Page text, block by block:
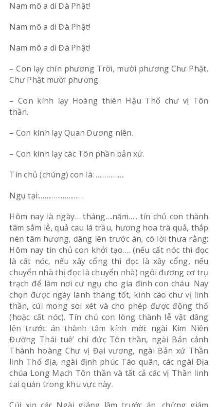
Nam mô a di Đà Phật!
Nam mô a di Đà Phật!
Nam mô a di Đà Phật!
– Con lạy chín phương Trời, mười phương Chư Phật,
Chư Phật mười phương.
– Con kính lạy Hoàng thiên Hậu Thổ chư vị Tôn
thần.
– Con kính lạy Quan Đương niên.
– Con kính lạy các Tôn phần bản xứ.
Tín chủ (chúng) con là: …………….
Ngụ tại:……………………
Hôm nay là ngày… tháng….năm….. tín chủ con thành
tâm sắm lễ, quả cau lá trầu, hương hoa trà quả, thắp
nén tâm hương, dâng lên trước án, có lời thưa rằng:
Hôm nay tín chủ con khởi tạo…. (nếu cất nóc thì đọc
là cất nóc, nếu xây cổng thì đọc là xây cổng, nếu
chuyển nhà thị đọc là chuyển nhà) ngôi đương cơ trụ
trạch để làm nơi cư ngụ cho gia đình con cháu. Nay
chọn được ngày lành tháng tốt, kính cáo chư vị linh
thần, cúi mong soi xét và cho phép được động thổ
(hoặc cất nóc). Tín chủ con lòng thành lễ vật dâng
lên trước án thành tâm kính mời: ngài Kim Niên
Đường Thái tuê’ chí đức Tôn thần, ngài Bản cảnh
Thành hoàng Chư vị Đại vương, ngài Bản xứ Thần
linh Thổ địa, ngài định phúc Táo quân, các ngài Địa
chúa Long Mạch Tôn thần và tất cả các vị Thần linh
cai quản trong khu vực này.